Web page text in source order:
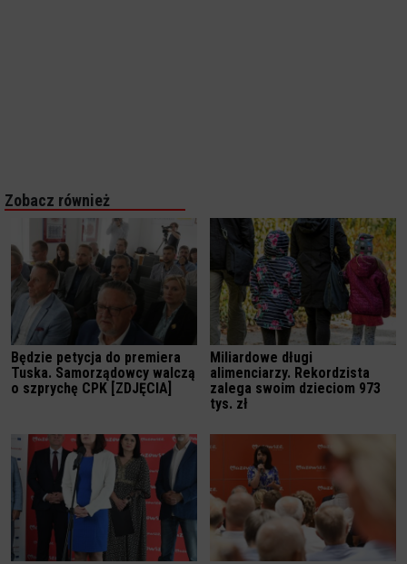
Zobacz również
Będzie petycja do premiera
Tuska. Samorządowcy walczą
o szprychę CPK [ZDJĘCIA]
Miliardowe długi
alimenciarzy. Rekordzista
zalega swoim dzieciom 973
tys. zł